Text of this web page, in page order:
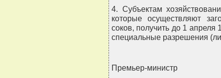
4. Субъектам
которые осуществляют
соков, получить до 1 апреля
специальные разрешения
Премьер-министр